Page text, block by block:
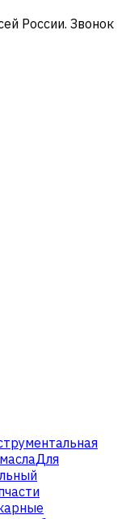
России. Звонок
Для